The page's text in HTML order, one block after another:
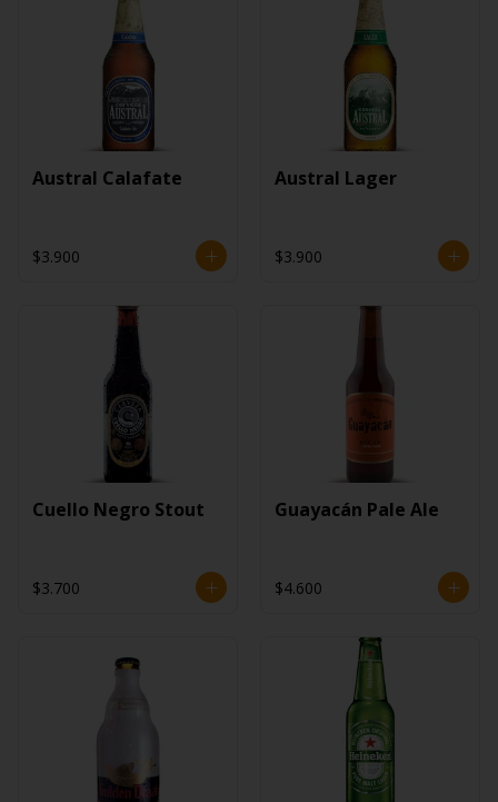
Austral Calafate
$3.900
Austral Lager
$3.900
Cuello Negro Stout
$3.700
Guayacán Pale Ale
$4.600